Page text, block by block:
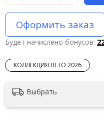
Оформить заказ
Будет начислено бонусов:
КОЛЛЕКЦИЯ ЛЕТО 2026
Выбрать